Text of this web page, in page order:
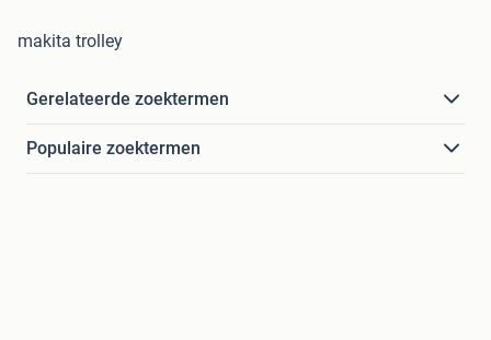
makita trolley
Gerelateerde zoektermen
Populaire zoektermen